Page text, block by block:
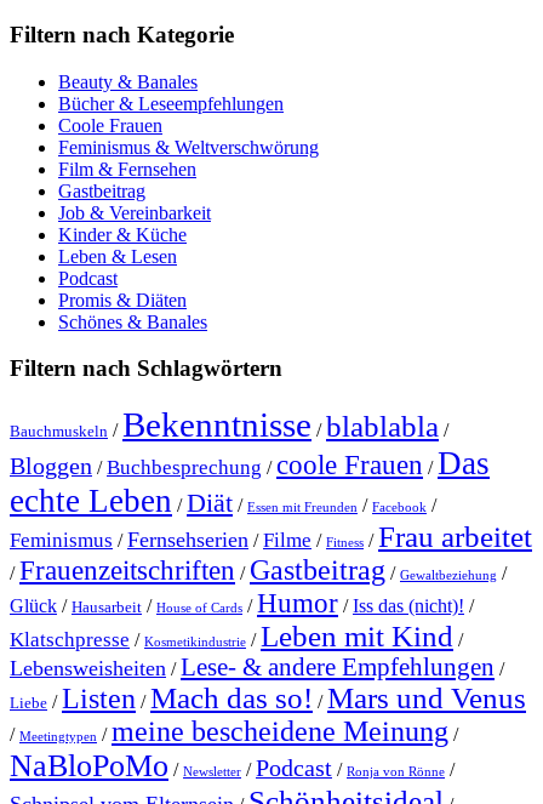
Filtern nach Kategorie
Beauty & Banales
Bücher & Leseempfehlungen
Coole Frauen
Feminismus & Weltverschwörung
Film & Fernsehen
Gastbeitrag
Job & Vereinbarkeit
Kinder & Küche
Leben & Lesen
Podcast
Promis & Diäten
Schönes & Banales
Filtern nach Schlagwörtern
Bauchmuskeln /Bekenntnisse /blablabla /
Bloggen /Buchbesprechung /coole Frauen /Das
echte Leben /Diät / Essen mit Freunden / Facebook /
Feminismus /Fernsehserien /Filme / Fitness /Frau arbeitet
/Frauenzeitschriften / Gastbeitrag / Gewaltbeziehung /
Glück / Hausarbeit / House of Cards /Humor /Iss das (nicht)! /
Klatschpresse / Kosmetikindustrie /Leben mit Kind /
Lebensweisheiten /Lese- & andere Empfehlungen /
Liebe /Listen /Mach das so! /Mars und Venus
/ Meetingtypen /meine bescheidene Meinung /
NaBloPoMo / Newsletter /Podcast / Ronja von Rönne /